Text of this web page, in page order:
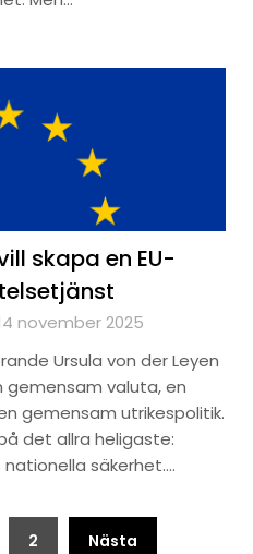
skapa en EU-
november 2025
Ursula von der Leyen
gemensam valuta, en
gemensam utrikespolitik.
det allra heligaste:
säkerhet….
2 Nästa